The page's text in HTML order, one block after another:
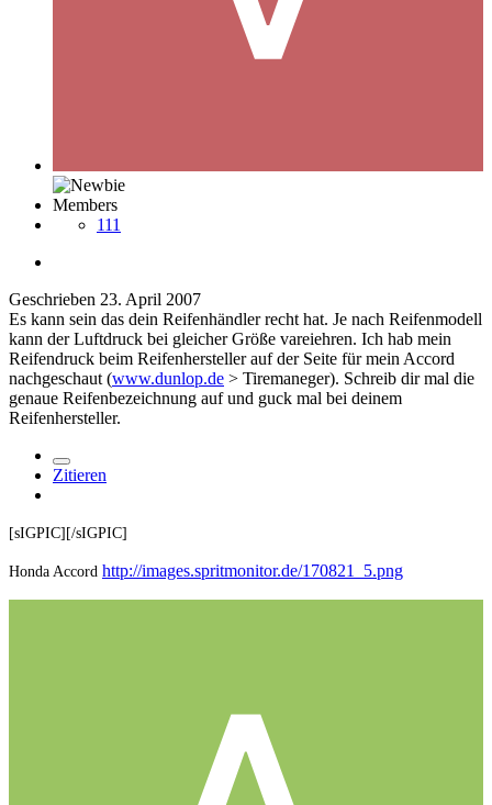
Members
111
Geschrieben 23. April 2007
Es kann sein das dein Reifenhändler recht hat. Je nach Reifenmodell
kann der Luftdruck bei gleicher Größe vareiehren. Ich hab mein
Reifendruck beim Reifenhersteller auf der Seite für mein Accord
nachgeschaut (www.dunlop.de > Tiremaneger). Schreib dir mal die
genaue Reifenbezeichnung auf und guck mal bei deinem
Reifenhersteller.
Zitieren
[sIGPIC][/sIGPIC]
Honda Accord http://images.spritmonitor.de/170821_5.png